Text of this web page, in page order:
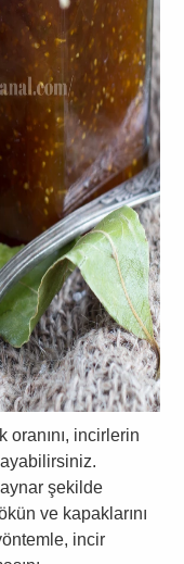
oranını, incirlerin
şekilde
ve kapaklarını
incir